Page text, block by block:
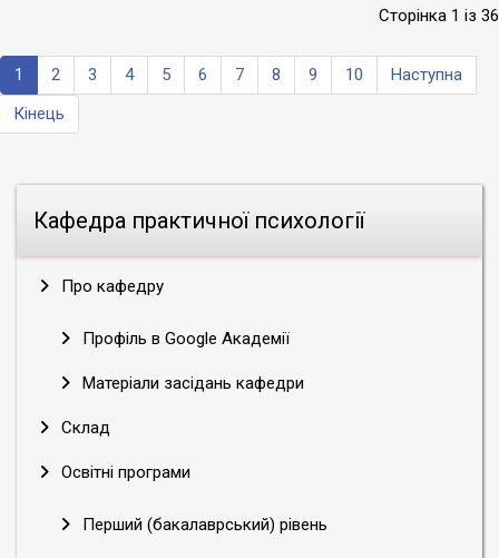
Кафедра практичної психології
Про кафедру
Профіль в Google Академії
Матеріали засідань кафедри
Склад
Освітні програми
Перший (бакалаврський) рівень
Сторінка 1 із 36
1 2 3 4 5 6 7 8 9 10
Наступна
Кінець